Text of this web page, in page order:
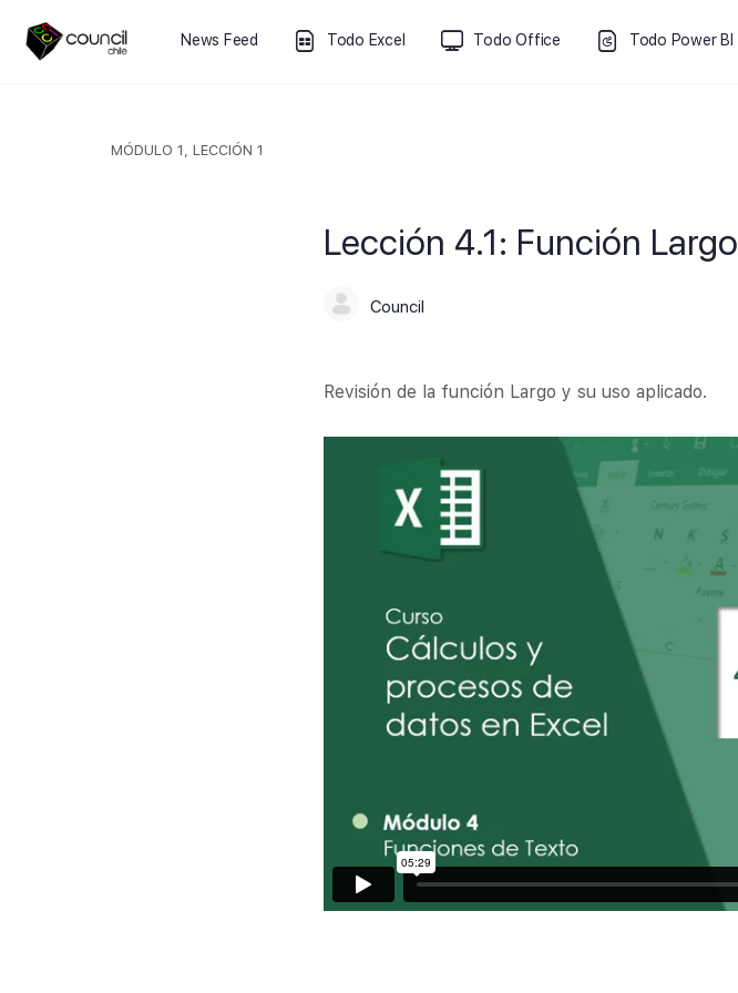
News Feed Todo Excel Todo Office Todo Power BI
MÓDULO 1, LECCIÓN 1
Lección 4.1: Función Largo
Council
Revisión de la función Largo y su uso aplicado.